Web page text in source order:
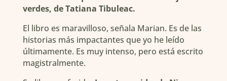
verdes, de Tatiana Tibuleac.
El libro es maravilloso, señala Marian. Es de las
historias más impactantes que yo he leído
últimamente. Es muy intenso, pero está escrito
magistralmente.